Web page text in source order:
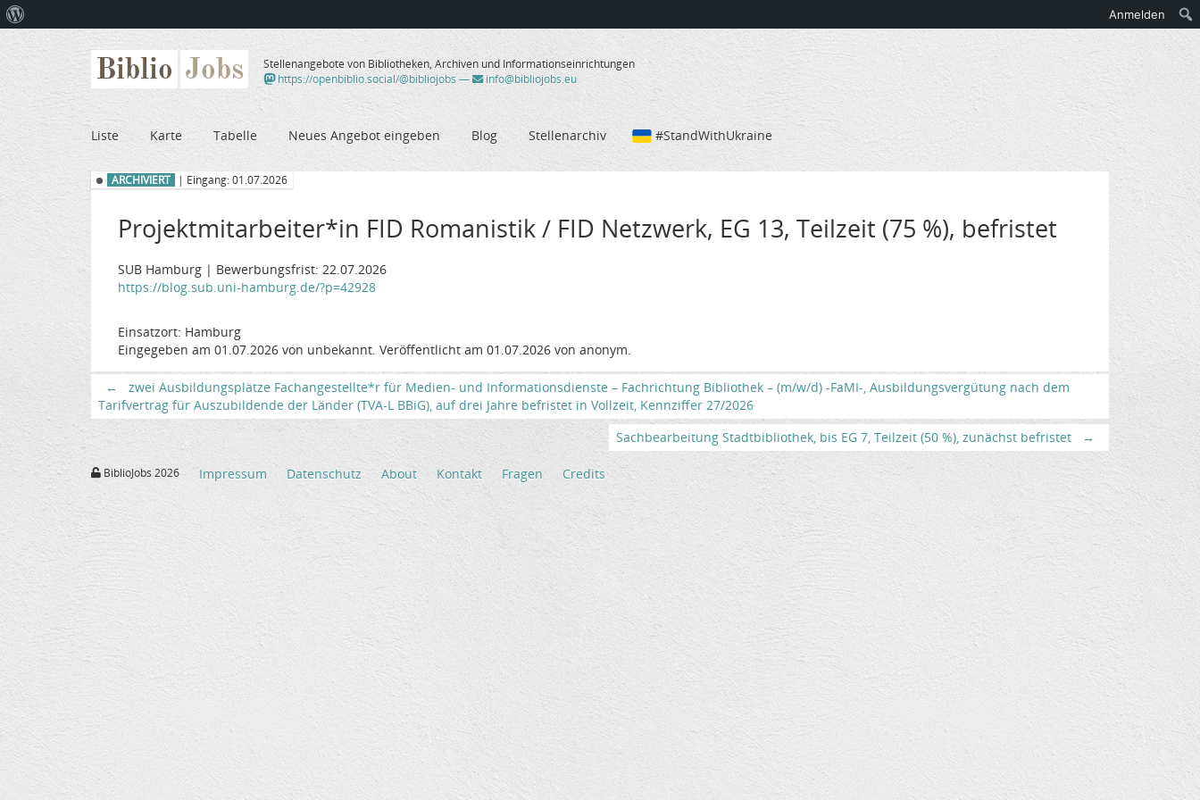
Biblio Jobs
Stellenangebote von Bibliotheken, Archiven und Informationseinrichtungen
https://openbiblio.social/@bibliojobs — info@bibliojobs.eu
Liste Karte Tabelle Neues Angebot eingeben Blog Stellenarchiv #StandWithUkraine
ARCHIVIERT | Eingang: 01.07.2026
Projektmitarbeiter*in FID Romanistik / FID Netzwerk, EG 13, Teilzeit (75 %), befristet
SUB Hamburg | Bewerbungsfrist: 22.07.2026
https://blog.sub.uni-hamburg.de/?p=42928
Einsatzort: Hamburg
Eingegeben am 01.07.2026 von unbekannt. Veröffentlicht am 01.07.2026 von anonym.
←
zwei Ausbildungsplätze Fachangestellte*r für Medien- und Informationsdienste – Fachrichtung Bibliothek – (m/w/d) -FaMI-, Ausbildungsvergütung nach dem
Tarifvertrag für Auszubildende der Länder (TVA-L BBiG), auf drei Jahre befristet in Vollzeit, Kennziffer 27/2026
Sachbearbeitung Stadtbibliothek, bis EG 7, Teilzeit (50 %), zunächst befristet
→
BiblioJobs 2026 Impressum Datenschutz About Kontakt Fragen Credits
WordPress
Anmelden